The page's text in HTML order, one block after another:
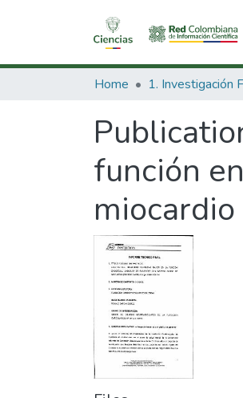
Home
función